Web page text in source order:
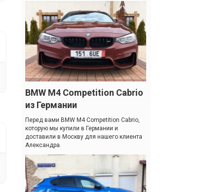
BMW M4 Competition Cabrio
из Германии
Перед вами BMW M4 Competition Cabrio,
которую мы купили в Германии и
доставили в Москву для нашего клиента
Александра.